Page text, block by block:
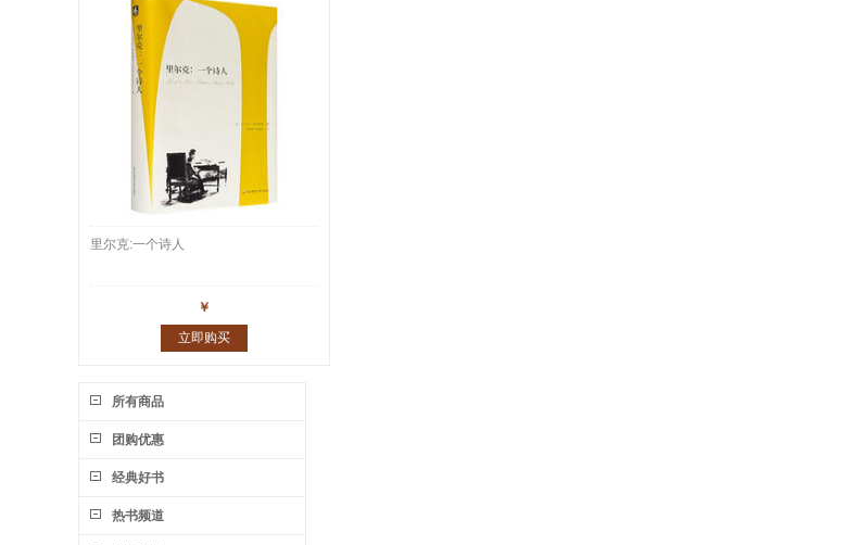
里尔克:一个诗人
￥
立即购买
所有商品
团购优惠
经典好书
热书频道